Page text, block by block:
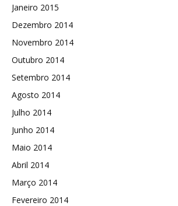
Janeiro 2015
Dezembro 2014
Novembro 2014
Outubro 2014
Setembro 2014
Agosto 2014
Julho 2014
Junho 2014
Maio 2014
Abril 2014
Março 2014
Fevereiro 2014